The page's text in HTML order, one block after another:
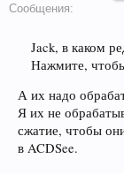
Сообщения:
Jack, в каком
Нажмите,
А их надо
Я их не
сжатие, чтобы
в ACDSee.